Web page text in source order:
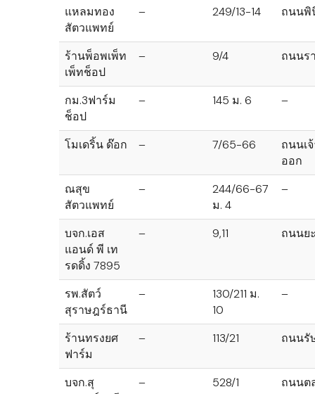
แหลมทอง
สัตวแพทย์
– 249/13-14 ถนนพิ
ร้านพ็อพเพ็ท
เพ็ทช็อป
– 9/4 ถนนร
กม.3ฟาร์ม
ช็อป
– 145 ม. 6 –
โมเดริ้น ด๊อก – 7/65-66
ถนนเ
ออก
ณสุข
สัตวแพทย์
–
244/66-67
ม. 4
–
บจก.เอส
แอนด์ พี เท
รดดิ้ง 7895
– 9,11 ถนนย
รพ.สัตว์
สุราษฎร์ธานี
–
130/211 ม.
10
–
ร้านทรงยศ
ฟาร์ม
– 113/21 ถนนรั
บจก.สุ
– 528/1 ถนนต